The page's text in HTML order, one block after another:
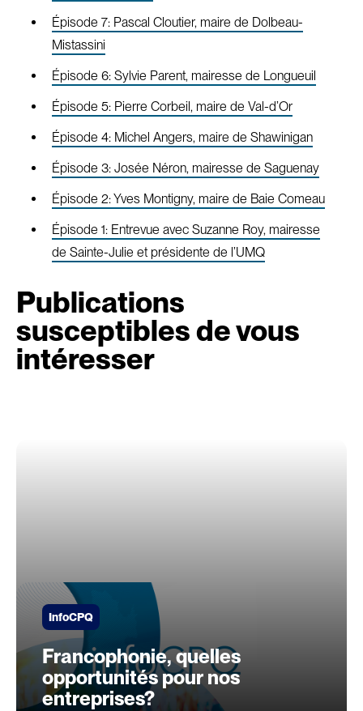
Épisode 7: Pascal Cloutier, maire de Dolbeau-
Mistassini
Épisode 6: Sylvie Parent, mairesse de Longueuil
Épisode 5: Pierre Corbeil, maire de Val-d’Or
Épisode 4: Michel Angers, maire de Shawinigan
Épisode 3: Josée Néron, mairesse de Saguenay
Épisode 2: Yves Montigny, maire de Baie Comeau
Épisode 1: Entrevue avec Suzanne Roy, mairesse
de Sainte-Julie et présidente de l’UMQ
Publications
susceptibles de vous
intéresser
InfoCPQ
Francophonie, quelles
opportunités pour nos
entreprises?